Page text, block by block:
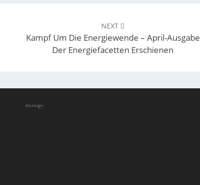
NEXT
Kampf Um Die Energiewende – April-Ausgabe
Der Energiefacetten Erschienen
Anzeige: